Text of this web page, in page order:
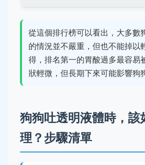
從這個排行榜可以看出，大多數
的情況並不嚴重，但也不能掉以
得，排名第一的胃酸過多最容易
狀輕微，但長期下來可能影響狗
狗狗吐透明液體時，該
理？步驟清單